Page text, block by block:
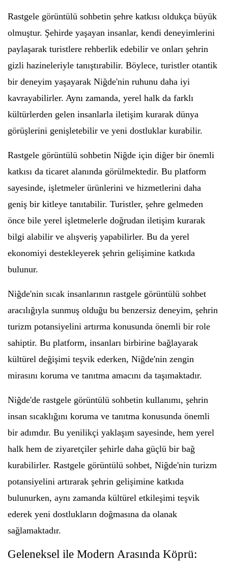
Rastgele görüntülü sohbetin şehre katkısı oldukça büyük
olmuştur. Şehirde yaşayan insanlar, kendi deneyimlerini
paylaşarak turistlere rehberlik edebilir ve onları şehrin
gizli hazineleriyle tanıştırabilir. Böylece, turistler otantik
bir deneyim yaşayarak Niğde'nin ruhunu daha iyi
kavrayabilirler. Aynı zamanda, yerel halk da farklı
kültürlerden gelen insanlarla iletişim kurarak dünya
görüşlerini genişletebilir ve yeni dostluklar kurabilir.
Rastgele görüntülü sohbetin Niğde için diğer bir önemli
katkısı da ticaret alanında görülmektedir. Bu platform
sayesinde, işletmeler ürünlerini ve hizmetlerini daha
geniş bir kitleye tanıtabilir. Turistler, şehre gelmeden
önce bile yerel işletmelerle doğrudan iletişim kurarak
bilgi alabilir ve alışveriş yapabilirler. Bu da yerel
ekonomiyi destekleyerek şehrin gelişimine katkıda
bulunur.
Niğde'nin sıcak insanlarının rastgele görüntülü sohbet
aracılığıyla sunmuş olduğu bu benzersiz deneyim, şehrin
turizm potansiyelini artırma konusunda önemli bir role
sahiptir. Bu platform, insanları birbirine bağlayarak
kültürel değişimi teşvik ederken, Niğde'nin zengin
mirasını koruma ve tanıtma amacını da taşımaktadır.
Niğde'de rastgele görüntülü sohbetin kullanımı, şehrin
insan sıcaklığını koruma ve tanıtma konusunda önemli
bir adımdır. Bu yenilikçi yaklaşım sayesinde, hem yerel
halk hem de ziyaretçiler şehirle daha güçlü bir bağ
kurabilirler. Rastgele görüntülü sohbet, Niğde'nin turizm
potansiyelini artırarak şehrin gelişimine katkıda
bulunurken, aynı zamanda kültürel etkileşimi teşvik
ederek yeni dostlukların doğmasına da olanak
sağlamaktadır.
Geleneksel ile Modern Arasında Köprü: